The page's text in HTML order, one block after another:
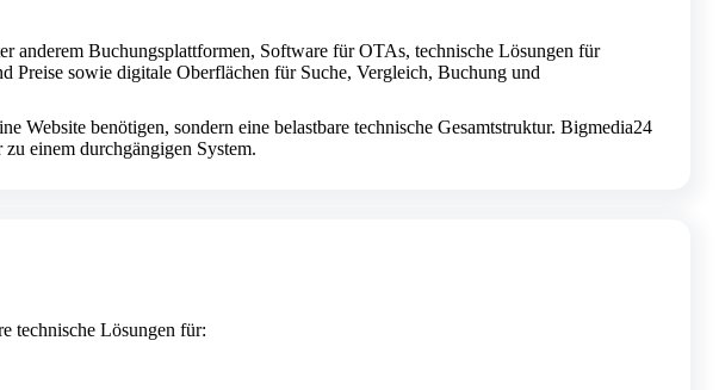
anderem Buchungsplattformen, Software für OTAs, technische Lösungen für
Preise sowie digitale Oberflächen für Suche, Vergleich, Buchung und
benötigen, sondern eine belastbare technische Gesamtstruktur. Bigmedia24
einem durchgängigen System.
technische Lösungen für: